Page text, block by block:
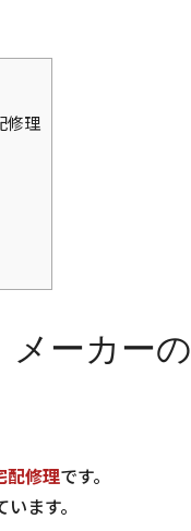
修理
ーカー
配修理です。
ます。